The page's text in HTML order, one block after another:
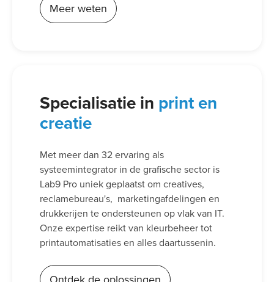
Meer weten
Specialisatie in print en
creatie
Met meer dan 32 ervaring als
systeemintegrator in de grafische sector is
Lab9 Pro uniek geplaatst om creatives,
reclamebureau's, marketingafdelingen en
drukkerijen te ondersteunen op vlak van IT.
Onze expertise reikt van kleurbeheer tot
printautomatisaties en alles daartussenin.